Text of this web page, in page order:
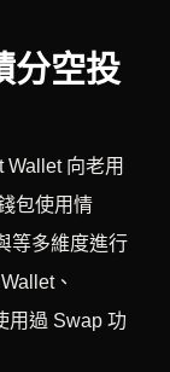
分空投
向老用
包使用情
等多維度進行
、
用過 Swap 功